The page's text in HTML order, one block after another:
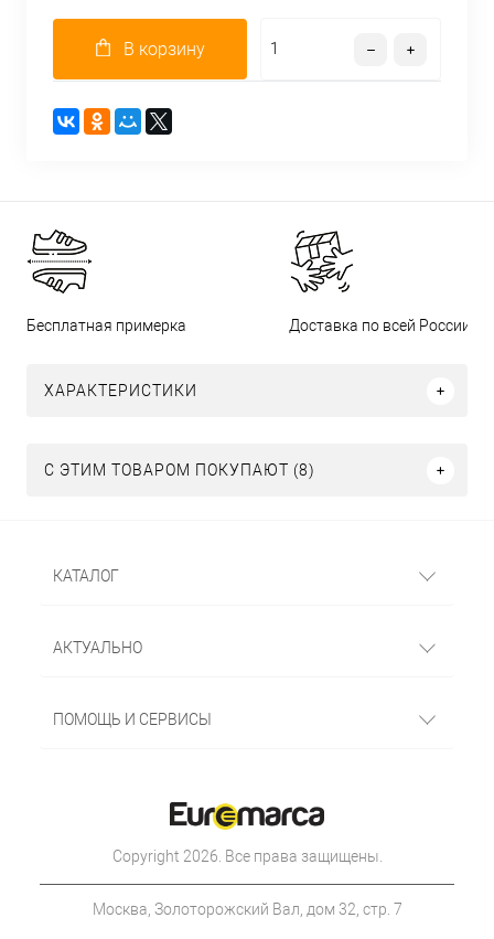
В корзину
Бесплатная примерка Доставка по всей России
ХАРАКТЕРИСТИКИ
С ЭТИМ ТОВАРОМ ПОКУПАЮТ (8)
КАТАЛОГ
АКТУАЛЬНО
ПОМОЩЬ И СЕРВИСЫ
Copyright 2026. Все права защищены.
Москва, Золоторожский Вал, дом 32, стр. 7